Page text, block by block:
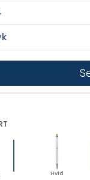
Hvid